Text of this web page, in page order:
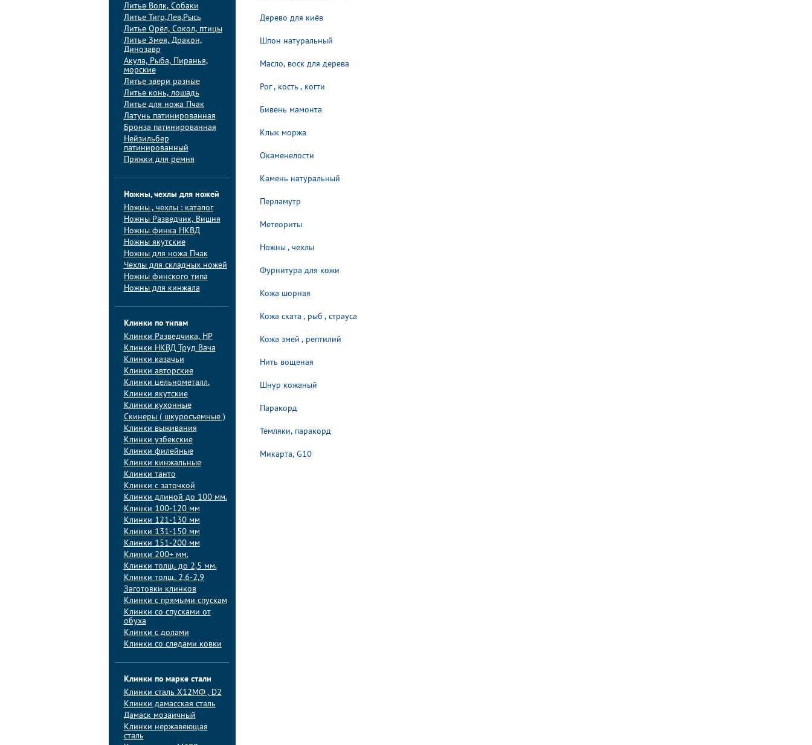
Литье Волк, Собаки
Литье Тигр,Лев,Рысь
Литье Орёл, Сокол, птицы
Литье Змея, Дракон,
Динозавр
Акула, Рыба, Пиранья,
морские
Литье звери разные
Литье конь, лошадь
Литье для ножа Пчак
Латунь патинированная
Бронза патинированная
Нейзильбер
патинированный
Пряжки для ремня
Ножны, чехлы для ножей
Ножны , чехлы : каталог
Ножны Разведчик, Вишня
Ножны финка НКВД
Ножны якутские
Ножны для ножа Пчак
Чехлы для складных ножей
Ножны финского типа
Ножны для кинжала
Клинки по типам
Клинки Pазведчика, НP
Клинки НКВД Труд Вача
Клинки казачьи
Клинки авторские
Клинки цельнометалл.
Клинки якутские
Клинки кухонные
Скинеры ( шкуросъемные )
Клинки выживания
Клинки узбекские
Клинки филейные
Клинки кинжальные
Клинки танто
Клинки с заточкой
Клинки длиной до 100 мм.
Клинки 100-120 мм
Клинки 121-130 мм
Клинки 131-150 мм
Клинки 151-200 мм
Клинки 200+ мм.
Клинки толщ. до 2,5 мм.
Клинки толщ. 2,6-2,9
Заготовки клинков
Клинки с прямыми спускам
Клинки со спусками от
обуха
Клинки с долами
Клинки со следами ковки
Клинки по марке стали
Клинки сталь Х12МФ , D2
Клинки дамасская сталь
Дамаск мозаичный
Клинки нержавеющая
сталь
Дерево для киёв
Шпон натуральный
Масло, воск для дерева
Рог , кость , когти
Бивень мамонта
Клык моржа
Окаменелости
Камень натуральный
Перламутр
Метеориты
Ножны , чехлы
Фурнитура для кожи
Кожа шорная
Кожа ската , рыб , страуса
Кожа змей , рептилий
Нить вощеная
Шнур кожаный
Паракорд
Темляки, паракорд
Микарта, G10